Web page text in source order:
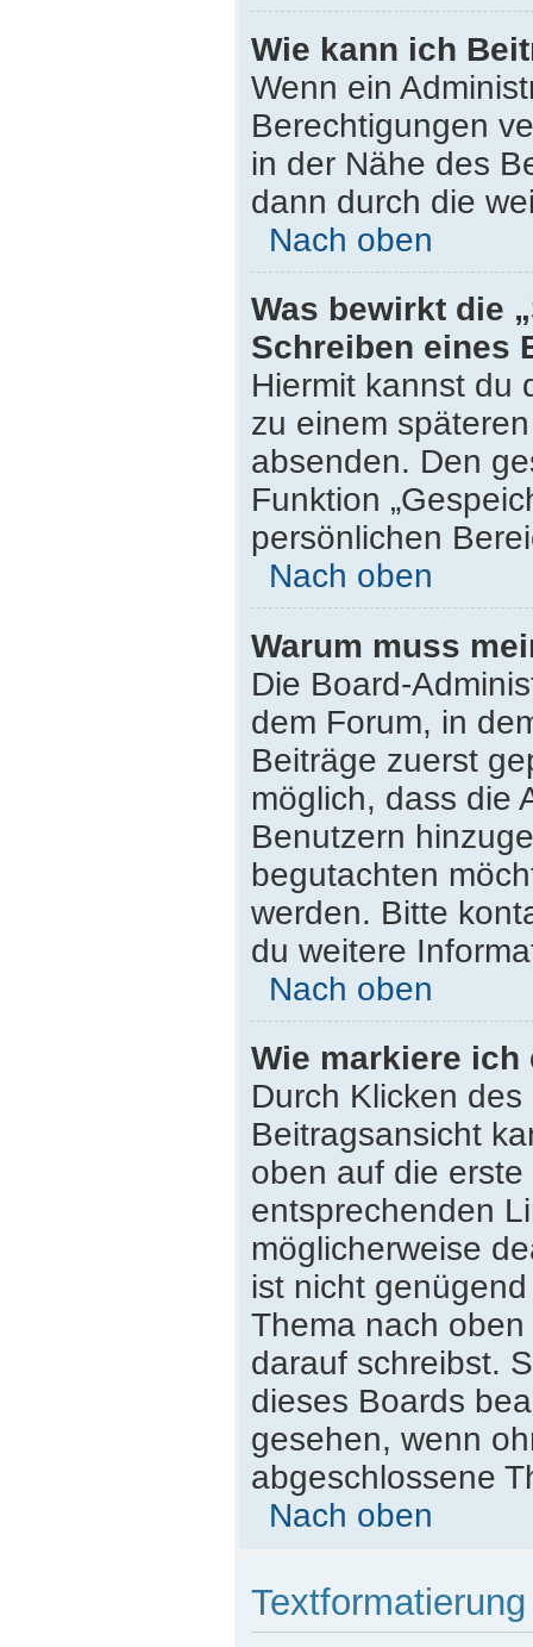
Wie kann ich
Wenn ein
Berechtigungen
in der Nähe des
dann durch die
Nach oben
Was bewirkt die
Schreiben eines
Hiermit kannst du
zu einem
absenden. Den
Funktion
persönlichen
Nach oben
Warum muss
Die Board-
dem Forum, in
Beiträge zuerst
möglich, dass die
Benutzern
begutachten
werden. Bitte
du weitere
Nach oben
Wie markiere ich
Durch Klicken des
Beitragsansicht
oben auf die
entsprechenden
möglicherweise
ist nicht
Thema nach
darauf schreibst.
dieses Boards
gesehen, wenn
abgeschlossene
Nach oben